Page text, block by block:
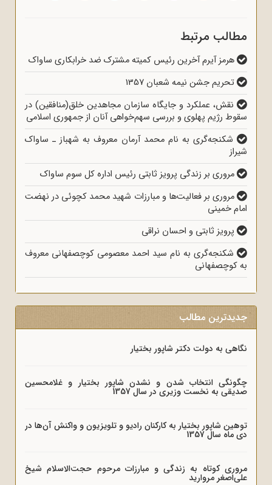
مطالب مرتبط
هرمز آیرم آخرین رئیس کمیته مشترک ضد خرابکاری ساواک
تحریم جشن نیمه شعبان 1357
نقش، عملکرد و جایگاه سازمان مجاهدین خلق(منافقین) در
سقوط رژیم پهلوی و بررسی سهم‌خواهی آنان از جمهوری اسلامی
شکنجه‌گری به نام محمد آرمان معروف به شهباز ـ ساواک
شیراز
مروری بر زندگی پرویز ثابتی رئیس اداره کل سوم ساواک
مروری بر فعالیت‌ها و مبارزات شهید محمد کچوئی در نهضت
امام خمینی
پرویز ثابتی و احسان نراقی
شکنجه‌گری به نام سید احمد معصومی کوچصفهانی معروف
به کوچصفهانی
جدیدترین مطالب
نگاهی به دولت دکتر شاپور بختیار
چگونگی انتخاب شدن و نشدن شاپور بختیار و غلامحسین
صدیقی به نخست وزیری در سال 1357
توهین شاپور بختیار به کارکنان رادیو و تلویزیون و واکنش آن‌ها در
دی ماه سال 1357
مروری کوتاه به زندگی و مبارزات مرحوم حجت‌الاسلام شیخ
علی‌اصغر مروارید